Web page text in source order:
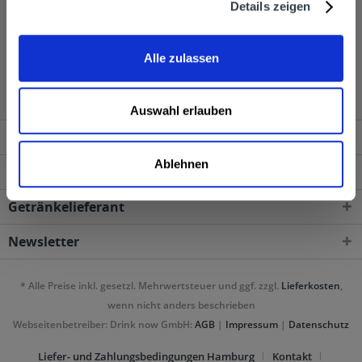
Details zeigen
Alle zulassen
Auswahl erlauben
Ablehnen
Ron Caney Rum wird in den folgenden Regionen,
Service Hotline
Getränkelieferant
Newsletter
* Alle Preise inkl. gesetzl. Mehrwertsteuer und ggf. zzgl. Lieferkosten,
wenn nicht anders beschrieben
Webseitenbetreiber: Drink now GmbH: AGB | Impressum | Datenschutz
Liefer- und Zahlungsbedingungen Hamburg Kontakt